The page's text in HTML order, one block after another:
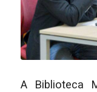
A Biblioteca